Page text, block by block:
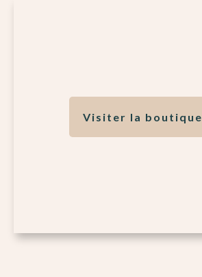
Visiter la boutique